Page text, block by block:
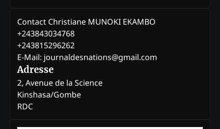
Contact Christiane MUNOKI EKAMBO
+243843034768
+243815296262
E-Mail: journaldesnations@gmail.com
Adresse
2, Avenue de la Science
Kinshasa/Gombe
RDC